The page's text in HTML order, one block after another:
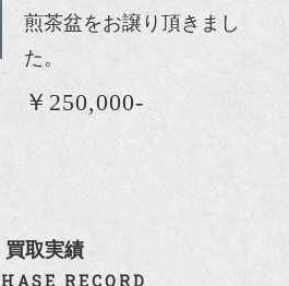
煎茶盆をお譲り頂きまし
た。
￥250,000-
買取実績
RECORD